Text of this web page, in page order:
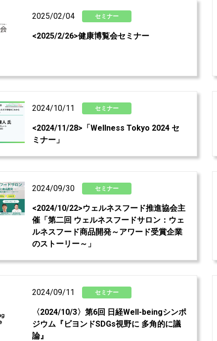
2025/02/04 セミナー
<2025/2/26>健康博覧会セミナー
2024/10/11 セミナー
<2024/11/28>「Wellness Tokyo 2024 セ
ミナー」
2024/09/30 セミナー
<2024/10/22>ウェルネスフード推進協会主
催「第二回 ウェルネスフードサロン：ウェ
ルネスフード商品開発～アワード受賞企業
のストーリー～」
2024/09/11 セミナー
〈2024/10/3〉第6回 日経Well-beingシンポ
ジウム『ビヨンドSDGs視野に 多角的に議
論』